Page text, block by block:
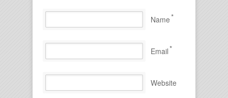
Name*
Email*
Website